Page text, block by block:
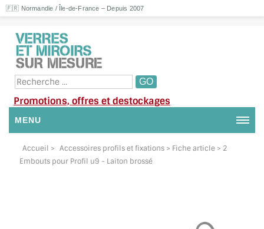
🇫🇷 Normandie / Île-de-France – Depuis 2007
Promotions, offres et destockages
MENU
NOUS CONTACTER
Accueil > Accessoires profils et fixations > Fiche article > 2
Embouts pour Profil u9 - Laiton brossé